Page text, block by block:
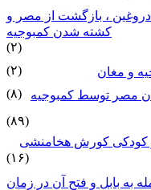
دروغین ، بازگشت از مصر و
کشته شدن کمبوجیه
(۲)
و مغان
(۲)
مصر توسط کمبوجیه
(۸)
(۸۹)
کودکی کورش هخامنشی
(۱۶)
به بابل و فتح آن در زمان